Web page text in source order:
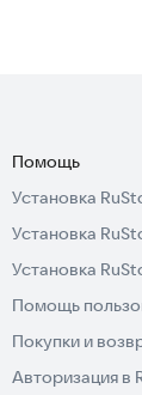
Помощь
Установка
Установка
Установка
Помощь
Покупки и
Авторизация в